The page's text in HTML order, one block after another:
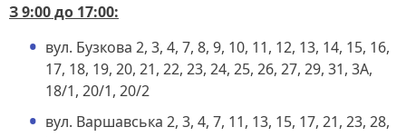
З 9:00 до 17:00:
вул. Бузкова 2, 3, 4, 7, 8, 9, 10, 11, 12, 13, 14, 15, 16,
17, 18, 19, 20, 21, 22, 23, 24, 25, 26, 27, 29, 31, 3А,
18/1, 20/1, 20/2
вул. Варшавська 2, 3, 4, 7, 11, 13, 15, 17, 21, 23, 28,